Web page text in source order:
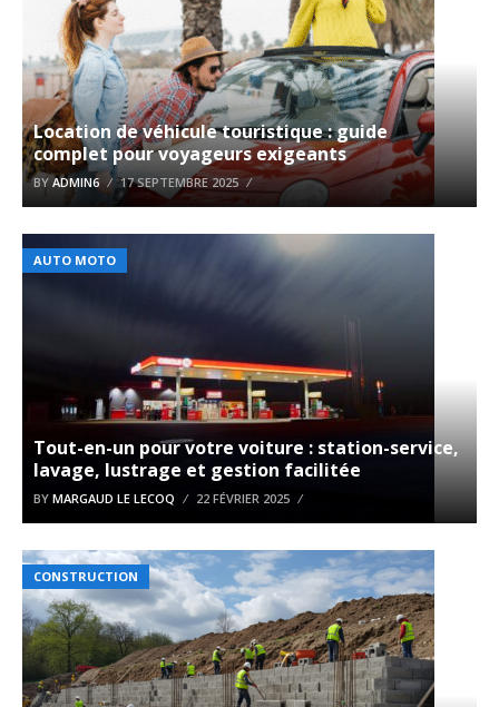
Location de véhicule touristique : guide
complet pour voyageurs exigeants
BY ADMIN6 17 SEPTEMBRE 2025
AUTO MOTO
Tout-en-un pour votre voiture : station-service,
lavage, lustrage et gestion facilitée
BY MARGAUD LE LECOQ 22 FÉVRIER 2025
CONSTRUCTION